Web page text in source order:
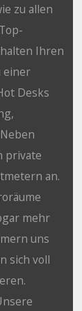
zu allen
Ihren
einer
Desks
private
an.
mehr
uns
sich voll